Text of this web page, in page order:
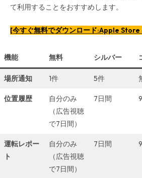
て利用することをおすすめします。
[今すぐ無料でダウンロード:Apple Store
機能 無料 シルバー
場所通知 1件 5件
位置履歴
自分のみ
（広告視聴
で7日間）
7日間
運転レポー
ト
自分のみ
（広告視聴
で7日間）
7日間